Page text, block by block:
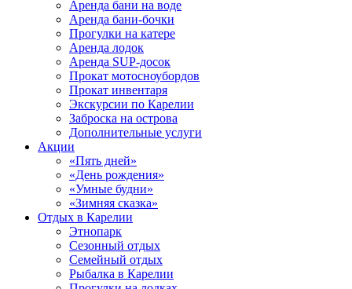
Аренда бани на воде
Аренда бани-бочки
Прогулки на катере
Аренда лодок
Аренда SUP-досок
Прокат мотосноубордов
Прокат инвентаря
Экскурсии по Карелии
Заброска на острова
Дополнительные услуги
Акции
«Пять дней»
«День рождения»
«Умные будни»
«Зимняя сказка»
Отдых в Карелии
Этнопарк
Сезонный отдых
Семейный отдых
Рыбалка в Карелии